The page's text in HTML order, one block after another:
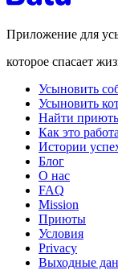
Приложение для
которое спасает
Усыновить
Усыновить
Найти
Как это
Истории
Блог
О нас
FAQ
Mission
Приюты
Условия
Privacy
Выходные